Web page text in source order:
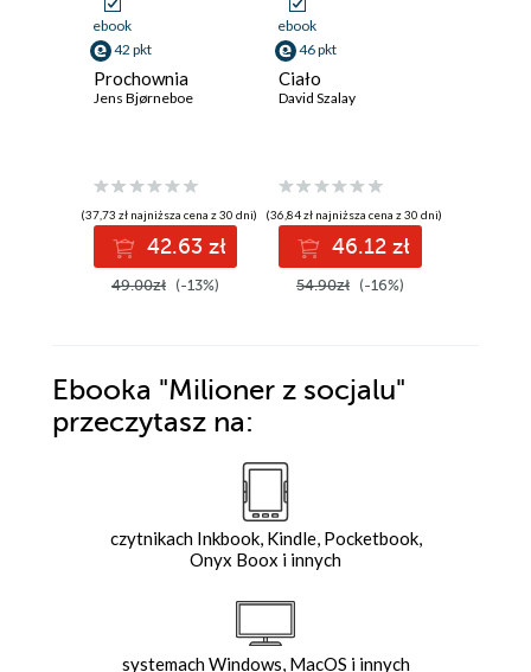
ebook
42 pkt
Prochownia
Jens Bjørneboe
(37,73 zł najniższa cena z 30 dni)
42.63 zł
49.00zł (-13%)
ebook
46 pkt
Ciało
David Szalay
(36,84 zł najniższa cena z 30 dni)
46.12 zł
54.90zł (-16%)
Ebooka "Milioner z socjalu"
przeczytasz na:
czytnikach Inkbook, Kindle, Pocketbook,
Onyx Boox i innych
systemach Windows, MacOS i innych